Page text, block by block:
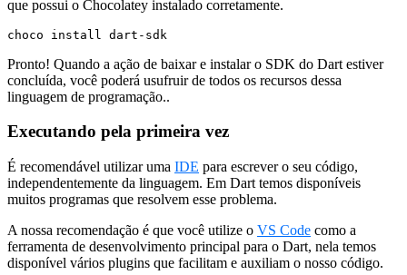
que possui o Chocolatey instalado corretamente.
choco install dart-sdk
Pronto! Quando a ação de baixar e instalar o SDK do Dart estiver
concluída, você poderá usufruir de todos os recursos dessa
linguagem de programação..
Executando pela primeira vez
É recomendável utilizar uma IDE para escrever o seu código,
independentemente da linguagem. Em Dart temos disponíveis
muitos programas que resolvem esse problema.
A nossa recomendação é que você utilize o VS Code como a
ferramenta de desenvolvimento principal para o Dart, nela temos
disponível vários plugins que facilitam e auxiliam o nosso código.